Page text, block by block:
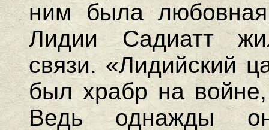
ним была
Лидии Садиатт
связи. «Лидийский
был храбр на
Ведь однажды